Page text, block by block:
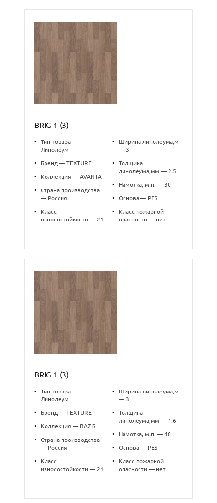
BRIG 1 (3)
•
Тип товара —
Линолеум
• Бренд — TEXTURE
• Коллекция — AVANTA
•
Страна производства
— Россия
•
Класс
износостойкости — 21
•
Ширина линолеума,м
— 3
•
Толщина
линолеума,мм — 2.5
• Намотка, м.п. — 30
• Основа — PES
•
Класс пожарной
опасности — нет
BRIG 1 (3)
•
Тип товара —
Линолеум
• Бренд — TEXTURE
• Коллекция — BAZIS
•
Страна производства
— Россия
•
Класс
износостойкости — 21
•
Ширина линолеума,м
— 3
•
Толщина
линолеума,мм — 1.6
• Намотка, м.п. — 40
• Основа — PES
•
Класс пожарной
опасности — нет